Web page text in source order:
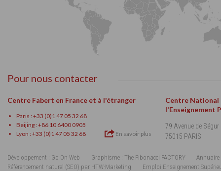
Pour nous contacter
Centre Fabert en France et à l'étranger
Paris : +33 (0)1 47 05 32 68
Beijing : +86 10 6400 0905
Lyon : +33 (0)1 47 05 32 68
En savoir plus
Centre National
l'Enseignement
79 Avenue de Ségur
75015 PARIS
Développement : Go On Web Graphisme : The Fibonacci FACTORY
Annuaire
Référencement naturel (SEO) par HTW-Marketing
Emploi Enseignement